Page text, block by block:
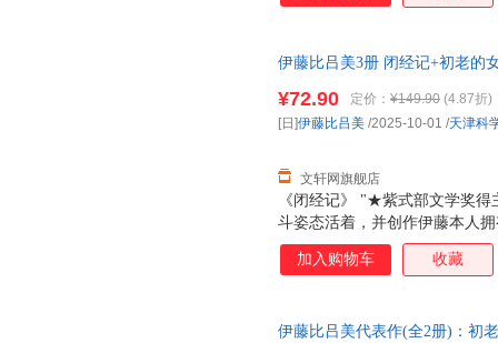
伊藤比吕美3册 闭经记+初老的
《闭经记》 "★紫式部文学奖
斗姿态活着，并创作伊藤本人
三十五岁患忧郁症，离过婚，
居，有三个女儿都在美国，大
法是冲上去，赌一把，做过，
¥72.90 定价： ¥149.90 (4.87折)
文轩网旗舰店
[日]伊藤比吕美 /2025-10-01 /天津科
加入购物车 收藏
伊藤比吕美代表作(全2册)：初